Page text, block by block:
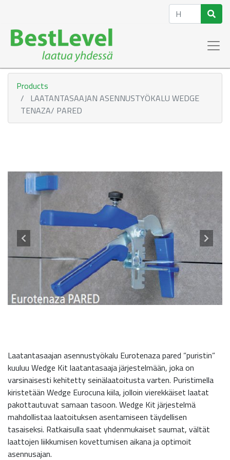
Products
LAATANTASAAJAN ASENNUSTYÖKALU WEDGE
TENAZA/ PARED
Laatantasaajan asennustyökalu Eurotenaza pared ”puristin”
kuuluu Wedge Kit laatantasaaja järjestelmään, joka on
varsinaisesti kehitetty seinälaatoitusta varten. Puristimella
kiristetään Wedge Eurocuna kiila, jolloin vierekkäiset laatat
pakottautuvat samaan tasoon. Wedge Kit järjestelmä
mahdollistaa laatoituksen asentamiseen täydellisen
tasaiseksi. Ratkaisulla saat yhdenmukaiset saumat, vältät
laattojen liikkumisen kovettumisen aikana ja optimoit
asennusajan.